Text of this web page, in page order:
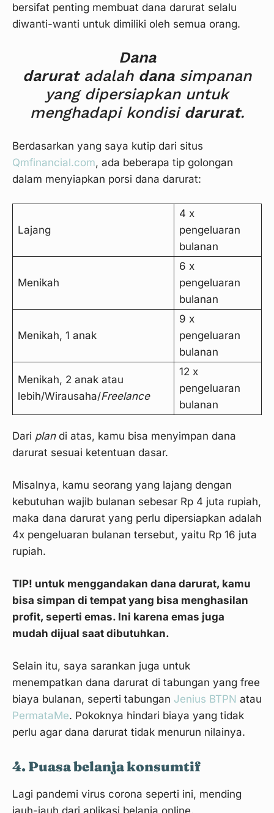
bersifat penting membuat dana darurat selalu
diwanti-wanti untuk dimiliki oleh semua orang.
Dana
daruratadalah danasimpanan
yang dipersiapkan untuk
menghadapi kondisi darurat.
Berdasarkan yang saya kutip dari situs
Qmfinancial.com, ada beberapa tip golongan
dalam menyiapkan porsi dana darurat:
Lajang
4 x
pengeluaran
bulanan
Menikah
6 x
pengeluaran
bulanan
Menikah, 1 anak
9 x
pengeluaran
bulanan
Menikah, 2 anak atau
lebih/Wirausaha/Freelance
12 x
pengeluaran
bulanan
Dari plan di atas, kamu bisa menyimpan dana
darurat sesuai ketentuan dasar.
Misalnya, kamu seorang yang lajang dengan
kebutuhan wajib bulanan sebesar Rp 4 juta rupiah,
maka dana darurat yang perlu dipersiapkan adalah
4x pengeluaran bulanan tersebut, yaitu Rp 16 juta
rupiah.
TIP! untuk menggandakan dana darurat, kamu
bisa simpan di tempat yang bisa menghasilan
profit, seperti emas. Ini karena emas juga
mudah dijual saat dibutuhkan.
Selain itu, saya sarankan juga untuk
menempatkan dana darurat di tabungan yang free
biaya bulanan, seperti tabungan Jenius BTPN atau
PermataMe. Pokoknya hindari biaya yang tidak
perlu agar dana darurat tidak menurun nilainya.
4. Puasa belanja konsumtif
Lagi pandemi virus corona seperti ini, mending
jauh-jauh dari aplikasi belanja online.